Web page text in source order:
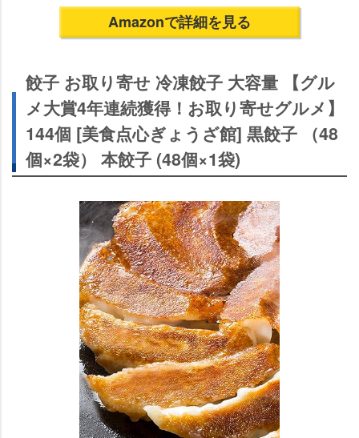
Amazonで詳細を見る
餃子 お取り寄せ 冷凍餃子 大容量 【グル
メ大賞4年連続獲得！お取り寄せグルメ】
144個 [美食点心ぎょうざ館] 黒餃子 （48
個×2袋） 本餃子 (48個×1袋)